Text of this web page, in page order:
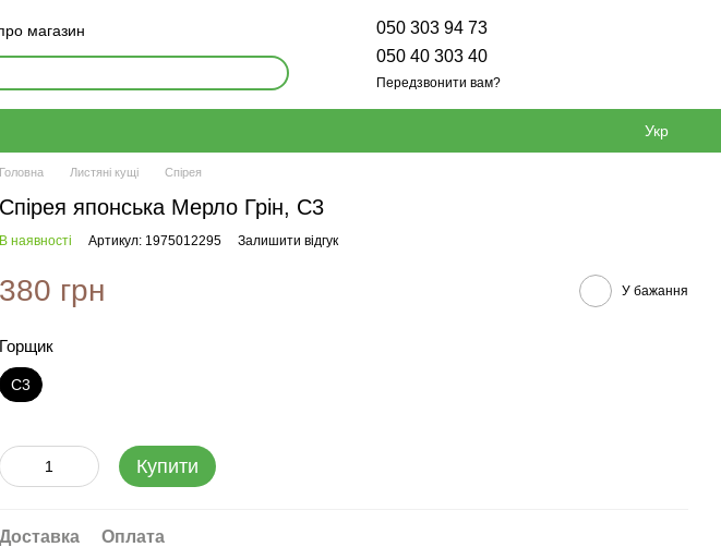
магазин
050 303 94 73
050 40 303 40
Передзвонити вам?
Укр
Головна Листяні кущі Спірея
Спірея японська Мерло Грін, С3
В наявності Артикул: 1975012295 Залишити відгук
380 грн У бажання
Горщик
С3
Купити
Доставка
Оплата